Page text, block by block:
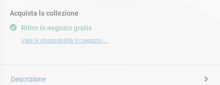
Ritiro in negozio gratis
Vedi le disponibilità in negozio ...
Acquista la collezione
Descrizione